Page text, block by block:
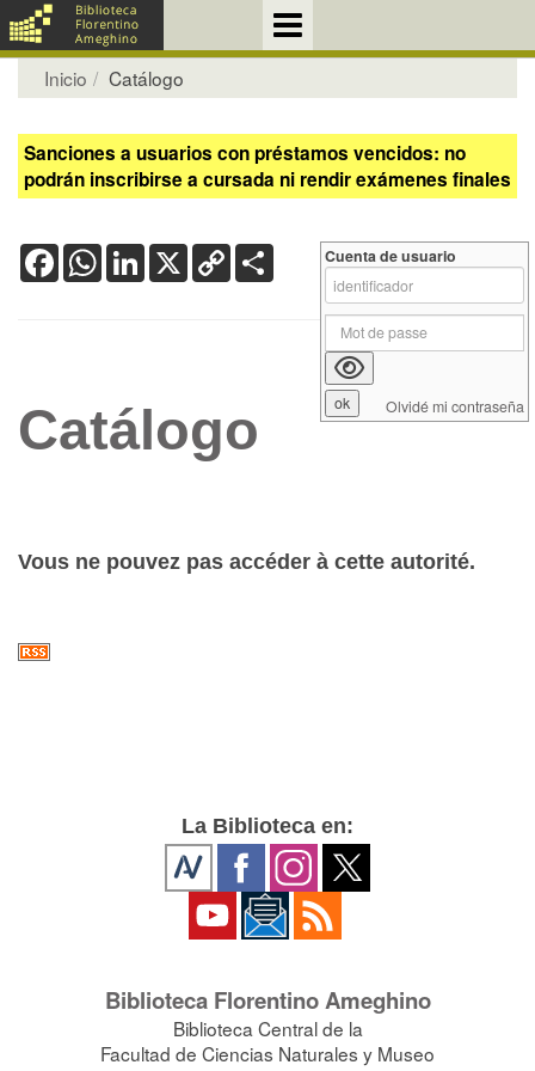
Inicio Catálogo
Sanciones a usuarios con préstamos vencidos: no
podrán inscribirse a cursada ni rendir exámenes finales
FacebookWhatsApp
LinkedIn
X Copy
Link
Catálogo
Vous ne pouvez pas accéder à cette autorité.
Cuenta de usuario
Olvidé mi contraseña
La Biblioteca en:
Biblioteca Florentino Ameghino
Biblioteca Central de la
Facultad de Ciencias Naturales y Museo